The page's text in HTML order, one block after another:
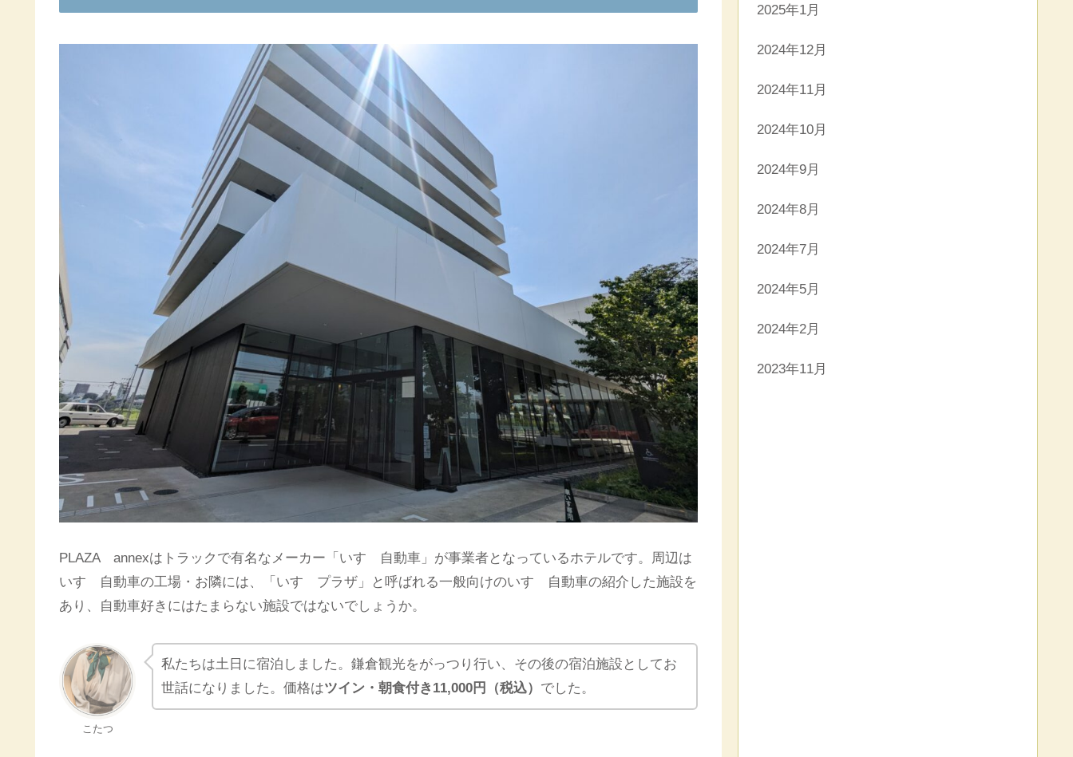
PLAZA annexはトラックで有名なメーカー「いすゞ自動車」が事業者となっているホテルです。周辺は
いすゞ自動車の工場・お隣には、「いすゞプラザ」と呼ばれる一般向けのいすゞ自動車の紹介した施設を
あり、自動車好きにはたまらない施設ではないでしょうか。
こたつ
私たちは土日に宿泊しました。鎌倉観光をがっつり行い、その後の宿泊施設としてお
世話になりました。価格はツイン・朝食付き11,000円（税込） でした。
2025年1月
2024年12月
2024年11月
2024年10月
2024年9月
2024年8月
2024年7月
2024年5月
2024年2月
2023年11月